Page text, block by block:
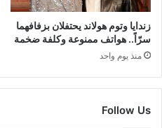
زندايا وتوم هولاند يحتفلان بزفافهما
سرّاً.. هواتف ممنوعة وكلفة ضخمة
منذ يوم واحد
Follow Us